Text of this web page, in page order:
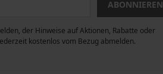
ABONNIEREN
der Hinweise auf Aktionen, Rabatte oder
kostenlos vom Bezug abmelden.